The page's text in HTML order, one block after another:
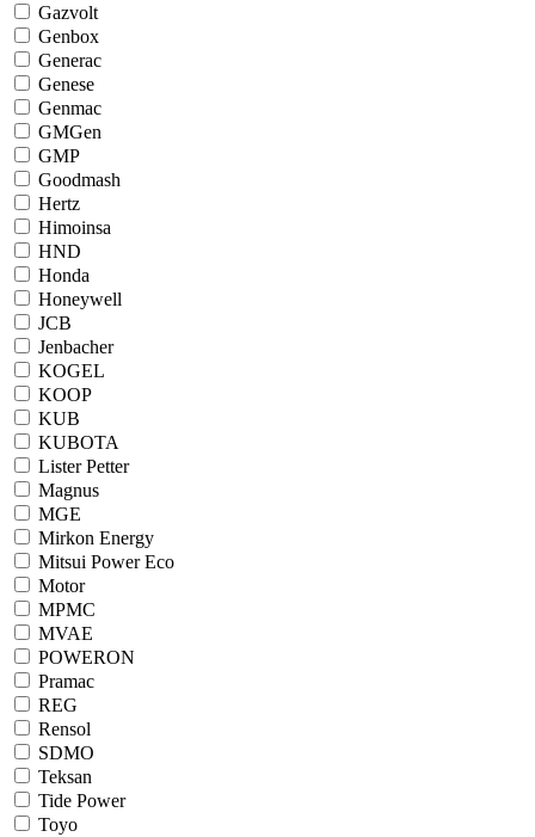
Gazvolt
Genbox
Generac
Genese
Genmac
GMGen
GMP
Goodmash
Hertz
Himoinsa
HND
Honda
Honeywell
JCB
Jenbacher
KOGEL
KOOP
KUB
KUBOTA
Lister Petter
Magnus
MGE
Mirkon Energy
Mitsui Power Eco
Motor
MPMC
MVAE
POWERON
Pramac
REG
Rensol
SDMO
Teksan
Tide Power
Toyo